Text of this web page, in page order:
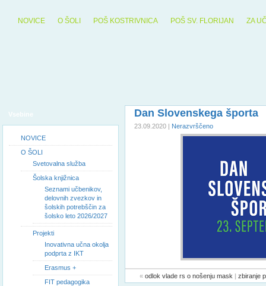
NOVICE O ŠOLI POŠ KOSTRIVNICA POŠ SV. FLORIJAN ZA
Vsebine
NOVICE
O ŠOLI
Svetovalna služba
Šolska knjižnica
Seznami učbenikov,
delovnih zvezkov in
šolskih potrebščin za
šolsko leto 2026/2027
Projekti
Inovativna učna okolja
podprta z IKT
Erasmus +
FIT pedagogika
Dan Slovenskega športa
23.09.2020 | Nerazvrščeno
« odlok vlade rs o nošenju mask | zbiranje